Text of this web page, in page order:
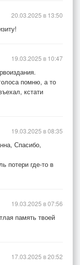
20.03.2025 в 13:50
помню, а то
кстати
19.03.2025 в 10:47
Спасибо,
потери где-то в
19.03.2025 в 08:35
память твоей
19.03.2025 в 07:56
17.03.2025 в 20:52